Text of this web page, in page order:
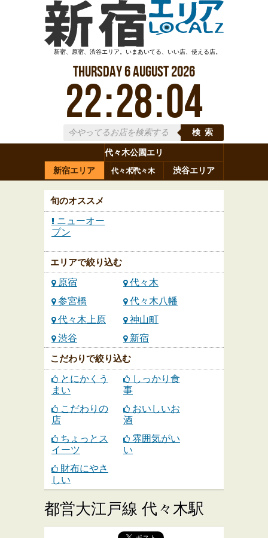
新宿、原宿、渋谷エリア。いまあいてる、いい店、使える店。
Thursday6August2026
22:28:05
検索
新宿エリア
代々木公園エリ
ア
渋谷エリア
原宿 代々木参宮橋
代々木
八幡
代々木
上原 神山町 渋谷 新宿
旬のオススメ
ニューオー
プン
エリアで絞り込む
原宿
代々木
参宮橋
代々木八幡
代々木上原
神山町
渋谷
新宿
こだわりで絞り込む
とにかくう
まい
しっかり食
事
こだわりの
店
おいしいお
酒
ちょっとス
イーツ
雰囲気がい
い
財布にやさ
しい
都営大江戸線 代々木駅